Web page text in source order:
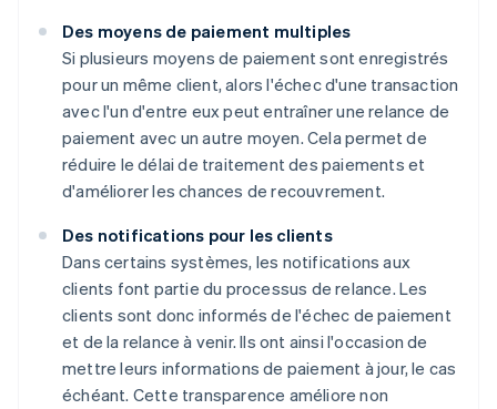
Des moyens de paiement multiples
Si plusieurs moyens de paiement sont enregistrés
pour un même client, alors l'échec d'une transaction
avec l'un d'entre eux peut entraîner une relance de
paiement avec un autre moyen. Cela permet de
réduire le délai de traitement des paiements et
d'améliorer les chances de recouvrement.
Des notifications pour les clients
Dans certains systèmes, les notifications aux
clients font partie du processus de relance. Les
clients sont donc informés de l'échec de paiement
et de la relance à venir. Ils ont ainsi l'occasion de
mettre leurs informations de paiement à jour, le cas
échéant. Cette transparence améliore non